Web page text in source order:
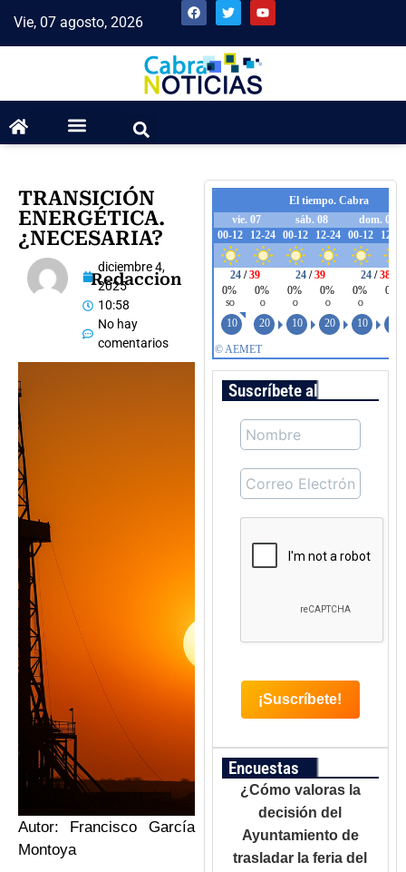
Vie, 07 agosto, 2026
TRANSICIÓN
ENERGÉTICA.
¿NECESARIA?
Redaccion
diciembre 4,
2025
10:58
No hay
comentarios
Autor: Francisco García
Montoya
Suscríbete al boletín
Encuestas
¿Cómo valoras la
decisión del
Ayuntamiento de
trasladar la feria del